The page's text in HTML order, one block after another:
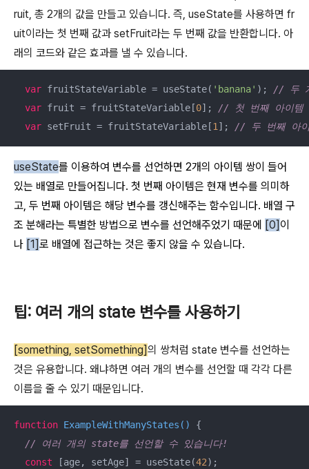
ruit, 총 2개의 값을 만들고 있습니다. 즉, useState를 사용하면 fr
uit이라는 첫 번째 값과 setFruit라는 두 번째 값을 반환합니다. 아
래의 코드와 같은 효과를 낼 수 있습니다.
var fruitStateVariable = useState( 'banana' ); // 두
var fruit = fruitStateVariable[0]; // 첫 번째 아이템
var setFruit = fruitStateVariable[1 ]; // 두 번째 아
useState를 이용하여 변수를 선언하면 2개의 아이템 쌍이 들어
있는 배열로 만들어집니다. 첫 번째 아이템은 현재 변수를 의미하
고, 두 번째 아이템은 해당 변수를 갱신해주는 함수입니다. 배열 구
조 분해라는 특별한 방법으로 변수를 선언해주었기 때문에 [0] 이
나 [1]로 배열에 접근하는 것은 좋지 않을 수 있습니다.
팁: 여러 개의 state 변수를 사용하기
[something, setSomething]의 쌍처럼 state 변수를 선언하는
것은 유용합니다. 왜냐하면 여러 개의 변수를 선언할 때 각각 다른
이름을 줄 수 있기 때문입니다.
function ExampleWithManyStates ( ) {
// 여러 개의 state를 선언할 수 있습니다!
const [age, setAge] = useState(42);